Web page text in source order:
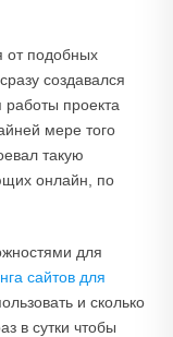
от подобных
создавался
проекта
мере того
такую
онлайн, по
для
сайтов для
и сколько
в сутки чтобы